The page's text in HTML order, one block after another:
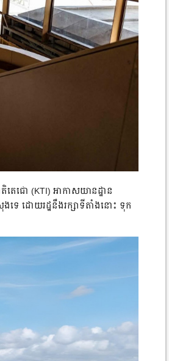
តេជោ (KTI) អាកាសយានដ្ឋាន
ងទេ ដោយរដ្ឋនឹងរក្សាទីតាំងនោះ ទុក